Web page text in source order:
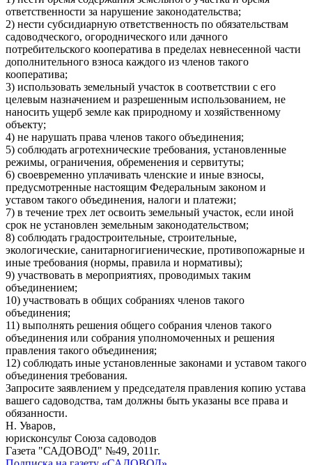
ответственности за нарушение законодательства;
2) нести субсидиарную ответственность по обязательствам
садоводческого, огороднического или дачного
потребительского кооператива в пределах невнесенной части
дополнительного взноса каждого из членов такого
кооператива;
3) использовать земельный участок в соответствии с его
целевым назначением и разрешенным использованием, не
наносить ущерб земле как природному и хозяйственному
объекту;
4) не нарушать права членов такого объединения;
5) соблюдать агротехнические требования, установленные
режимы, ограничения, обременения и сервитуты;
6) своевременно уплачивать членские и иные взносы,
предусмотренные настоящим Федеральным законом и
уставом такого объединения, налоги и платежи;
7) в течение трех лет освоить земельный участок, если иной
срок не установлен земельным законодательством;
8) соблюдать градостроительные, строительные,
экологические, санитарно­гигиенические, противопожарные и
иные требования (нормы, правила и нормативы);
9) участвовать в мероприятиях, проводимых таким
объединением;
10) участвовать в общих собраниях членов такого
объединения;
11) выполнять решения общего собрания членов такого
объединения или собрания уполномоченных и решения
правления такого объединения;
12) соблюдать иные установленные законами и уставом такого
объединения требования.
Запросите заявлением у председателя правления копию устава
вашего садоводства, там должны быть указаны все права и
обязанности.
Н. Уваров,
юрисконсульт Союза садоводов
Газета "САДОВОД" №49, 2011г.